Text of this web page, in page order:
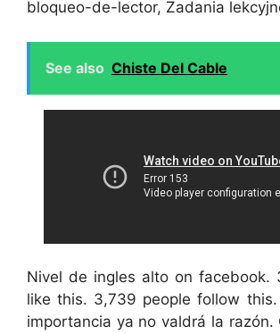
bloqueo-de-lector, Zadania
See also Chiste Del Cable
Nivel de ingles alto on facebook.
like this. 3,739 people follow
importancia ya no valdrá la razón.